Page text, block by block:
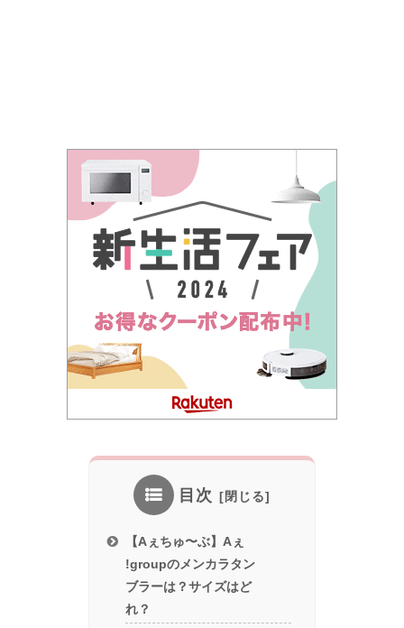
目次
【Aぇちゅ〜ぶ】Aぇ
ǃgroupのメンカラタン
ブラーは？サイズはど
れ？